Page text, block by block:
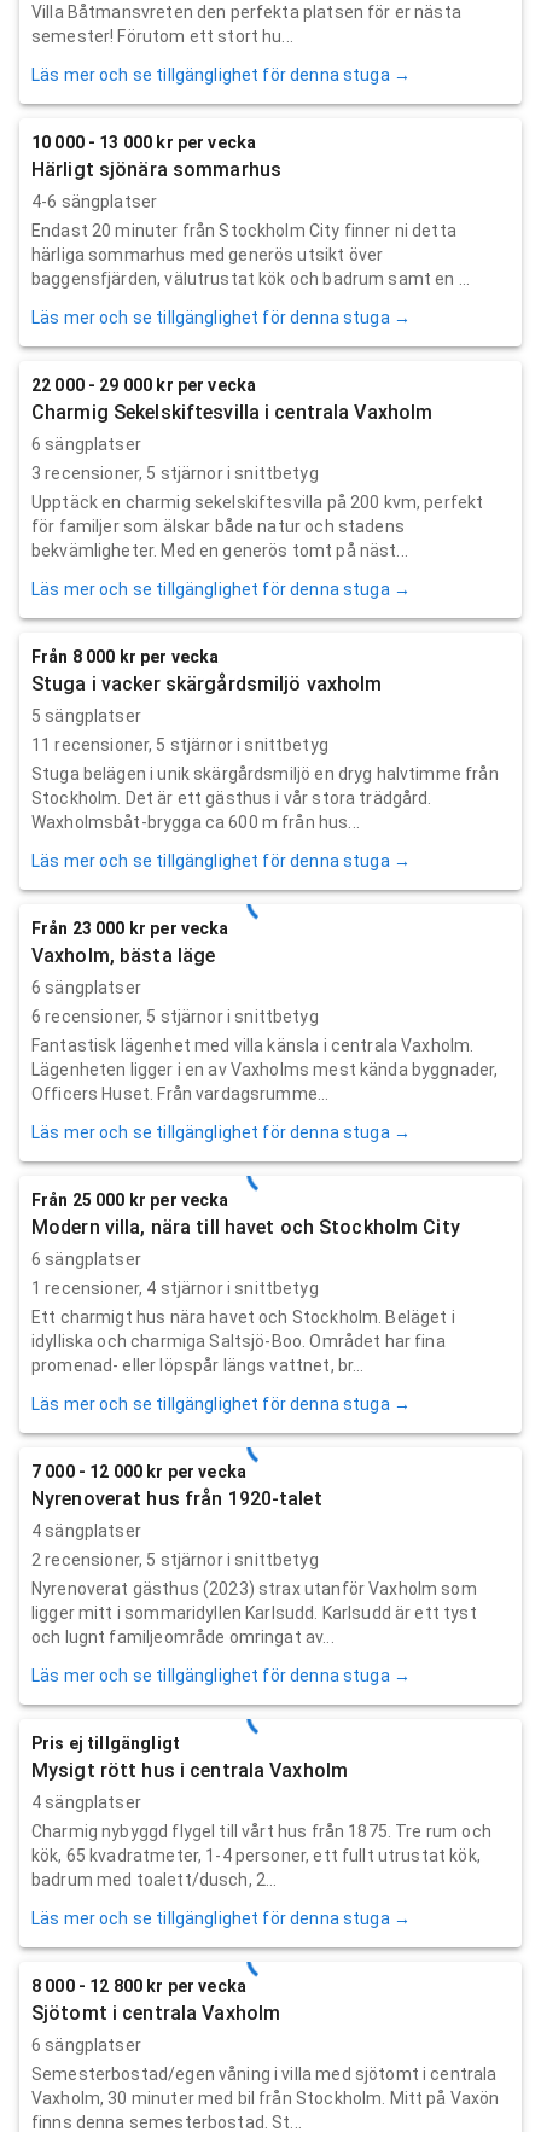
Villa Båtmansvreten den perfekta platsen för er nästa
semester! Förutom ett stort hu...
Läs mer och se tillgänglighet för denna stuga →
10 000 - 13 000 kr per vecka
Härligt sjönära sommarhus
4-6 sängplatser
Endast 20 minuter från Stockholm City finner ni detta
härliga sommarhus med generös utsikt över
baggensfjärden, välutrustat kök och badrum samt en ...
Läs mer och se tillgänglighet för denna stuga →
22 000 - 29 000 kr per vecka
Charmig Sekelskiftesvilla i centrala Vaxholm
6 sängplatser
3 recensioner, 5 stjärnor i snittbetyg
Upptäck en charmig sekelskiftesvilla på 200 kvm, perfekt
för familjer som älskar både natur och stadens
bekvämligheter. Med en generös tomt på näst...
Läs mer och se tillgänglighet för denna stuga →
Från 8 000 kr per vecka
Stuga i vacker skärgårdsmiljö vaxholm
5 sängplatser
11 recensioner, 5 stjärnor i snittbetyg
Stuga belägen i unik skärgårdsmiljö en dryg halvtimme från
Stockholm. Det är ett gästhus i vår stora trädgård.
Waxholmsbåt-brygga ca 600 m från hus...
Läs mer och se tillgänglighet för denna stuga →
Från 23 000 kr per vecka
Vaxholm, bästa läge
6 sängplatser
6 recensioner, 5 stjärnor i snittbetyg
Fantastisk lägenhet med villa känsla i centrala Vaxholm.
Lägenheten ligger i en av Vaxholms mest kända byggnader,
Officers Huset. Från vardagsrumme...
Läs mer och se tillgänglighet för denna stuga →
Från 25 000 kr per vecka
Modern villa, nära till havet och Stockholm City
6 sängplatser
1 recensioner, 4 stjärnor i snittbetyg
Ett charmigt hus nära havet och Stockholm. Beläget i
idylliska och charmiga Saltsjö-Boo. Området har fina
promenad- eller löpspår längs vattnet, br...
Läs mer och se tillgänglighet för denna stuga →
7 000 - 12 000 kr per vecka
Nyrenoverat hus från 1920-talet
4 sängplatser
2 recensioner, 5 stjärnor i snittbetyg
Nyrenoverat gästhus (2023) strax utanför Vaxholm som
ligger mitt i sommaridyllen Karlsudd. Karlsudd är ett tyst
och lugnt familjeområde omringat av...
Läs mer och se tillgänglighet för denna stuga →
Pris ej tillgängligt
Mysigt rött hus i centrala Vaxholm
4 sängplatser
Charmig nybyggd flygel till vårt hus från 1875. Tre rum och
kök, 65 kvadratmeter, 1-4 personer, ett fullt utrustat kök,
badrum med toalett/dusch, 2...
Läs mer och se tillgänglighet för denna stuga →
8 000 - 12 800 kr per vecka
Sjötomt i centrala Vaxholm
6 sängplatser
Semesterbostad/egen våning i villa med sjötomt i centrala
Vaxholm, 30 minuter med bil från Stockholm. Mitt på Vaxön
finns denna semesterbostad. St...